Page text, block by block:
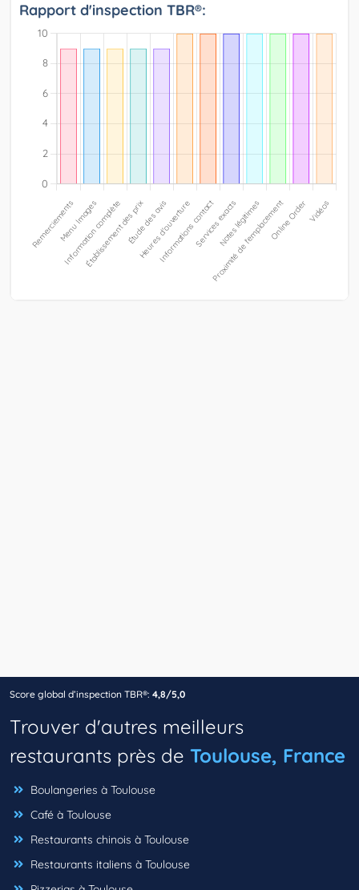
Rapport d'inspection TBR®:
Score global d’inspection TBR®: 4,8/5,0
Trouver d'autres meilleurs
restaurants près de Toulouse, France
Boulangeries à Toulouse
Café à Toulouse
Restaurants chinois à Toulouse
Restaurants italiens à Toulouse